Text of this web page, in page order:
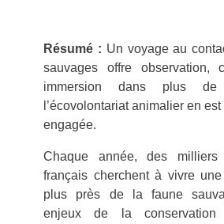
Résumé : Un voyage au
sauvages offre observation,
immersion dans plus
l’écovolontariat animalier en
engagée.
Chaque année, des milliers
français cherchent à vivre
plus près de la faune
enjeux de la conservation